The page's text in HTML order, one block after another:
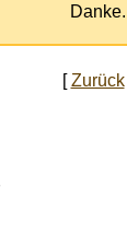
Danke.
[Zurück